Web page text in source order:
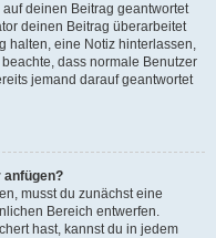
deinen Beitrag geantwortet
deinen Beitrag überarbeitet
halten, eine Notiz hinterlassen,
dass normale Benutzer
jemand darauf geantwortet
anfügen?
musst du zunächst eine
Bereich entwerfen.
hast, kannst du in jedem